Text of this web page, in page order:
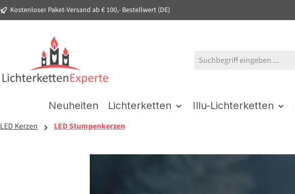
Zur Hauptnavigation springen
Kostenloser Paket-Versand ab € 100,- Bestellwert (DE)
Neuheiten Lichterketten Illu-Lichterketten
LED Kerzen LED Stumpenkerzen